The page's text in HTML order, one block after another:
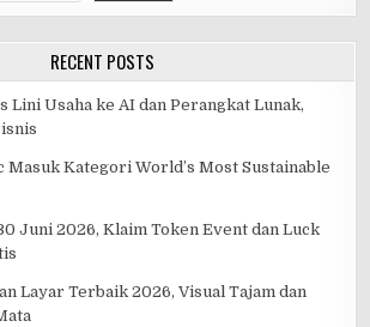
RECENT POSTS
Lini Usaha ke AI dan Perangkat Lunak,
Kategori World’s Most Sustainable
Juni 2026, Klaim Token Event dan Luck
Layar Terbaik 2026, Visual Tajam dan